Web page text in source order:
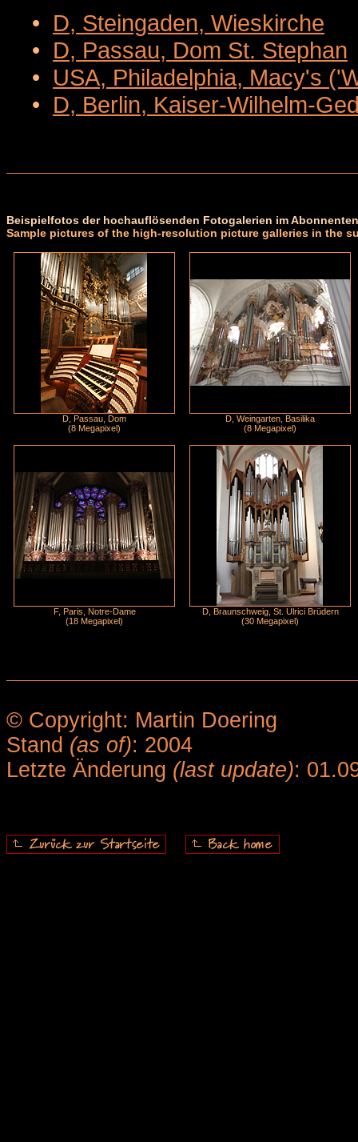
• D, Steingaden, Wieskirche
• D, Passau, Dom St. Stephan
• USA, Philadelphia, Macy's
• D, Berlin, Kaiser-Wilhelm-
Beispielfotos der hochauflösenden Fotogalerien im
Sample pictures of the high-resolution picture galleries in the
D, Passau, Dom
(8 Megapixel)
D, Weingarten, Basilika
(8 Megapixel)
F, Paris, Notre-Dame
(18 Megapixel)
D, Braunschweig, St. Ulrici Brüdern
(30 Megapixel)
© Copyright: Martin Doering
Stand (as of): 2004
Letzte Änderung (last update):